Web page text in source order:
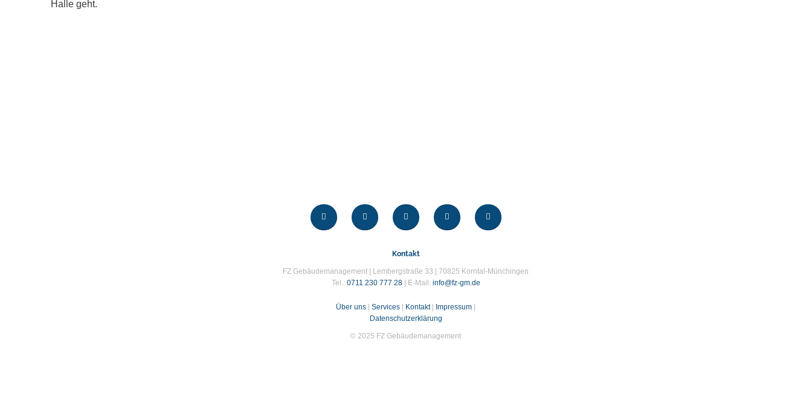
Halle geht.
Kontakt
FZ Gebäudemanagement | Lembergstraße 33 | 70825 Korntal-Münchingen
Tel.: 0711 230 777 28| E-Mail: info@fz-gm.de
Über uns |Services | Kontakt | Impressum |
Datenschutzerklärung
© 2025 FZ Gebäudemanagement